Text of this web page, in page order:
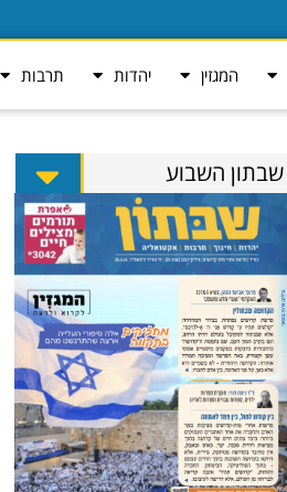
המגזין יהדות תרבות
שבתון השבוע